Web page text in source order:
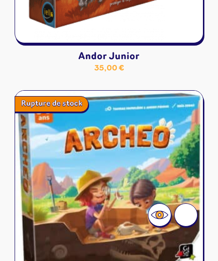
Andor Junior
35,00€
Rupture de stock